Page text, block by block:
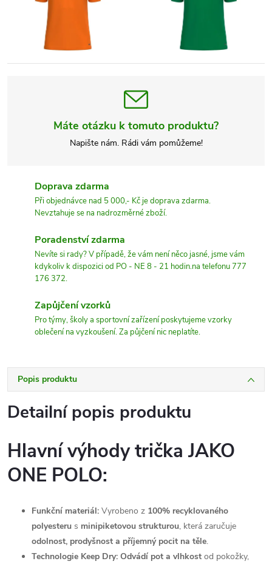
Máte otázku k tomuto produktu?
Napište nám. Rádi vám pomůžeme!
Doprava zdarma
Při objednávce nad 5 000,- Kč je doprava zdarma.
Nevztahuje se na nadrozměrné zboží.
Poradenství zdarma
Nevíte si rady? V případě, že vám není něco jasné, jsme vám
kdykoliv k dispozici od PO - NE 8 - 21 hodin.na telefonu 777
176 372.
Zapůjčení vzorků
Pro týmy, školy a sportovní zařízení poskytujeme vzorky
oblečení na vyzkoušení. Za půjčení nic neplatíte.
Popis produktu
Detailní popis produktu
Hlavní výhody trička JAKO
ONE POLO:
Funkční materiál: Vyrobeno z 100% recyklovaného
polyesteru s minipiketovou strukturou, která zaručuje
odolnost, prodyšnost a příjemný pocit na těle.
Technologie Keep Dry: Odvádí pot a vlhkost od pokožky,